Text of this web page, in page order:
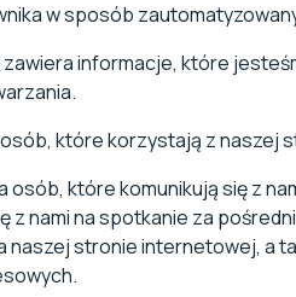
w sposób
informacje, które
które korzystają z naszej
które komunikują się z
z nami na spotkanie za
stronie internetowej, a